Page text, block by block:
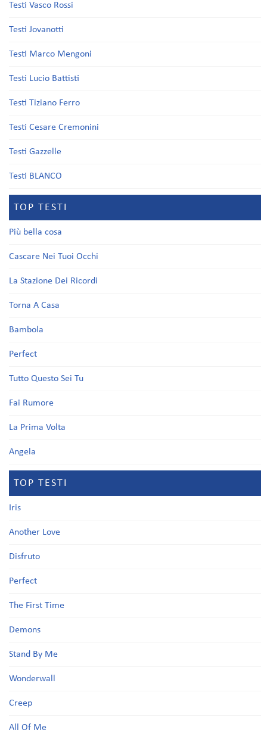
Testi Vasco Rossi
Testi Jovanotti
Testi Marco Mengoni
Testi Lucio Battisti
Testi Tiziano Ferro
Testi Cesare Cremonini
Testi Gazzelle
Testi BLANCO
TOP TESTI
Più bella cosa
Cascare Nei Tuoi Occhi
La Stazione Dei Ricordi
Torna A Casa
Bambola
Perfect
Tutto Questo Sei Tu
Fai Rumore
La Prima Volta
Angela
TOP TESTI
Iris
Another Love
Disfruto
Perfect
The First Time
Demons
Stand By Me
Wonderwall
Creep
All Of Me